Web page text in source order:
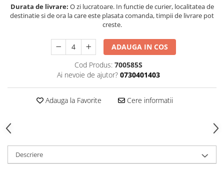
Durata de livrare: O zi lucratoare. In functie de curier, localitatea de
destinatie si de ora la care este plasata comanda, timpii de livrare pot
creste.
ADAUGA IN COS
Cod Produs: 700585S
Ai nevoie de ajutor? 0730401403
Adauga la Favorite Cere informatii
Descriere